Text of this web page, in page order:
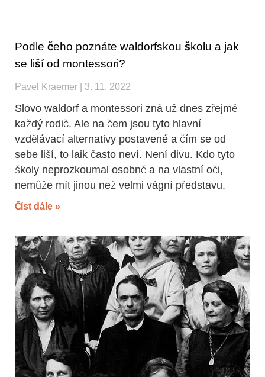
Podle čeho poznáte waldorfskou školu a jak
se liší od montessori?
Pavel Kraemer 3. 11. 2022
Slovo waldorf a montessori zná už dnes zřejmě
každý rodič. Ale na čem jsou tyto hlavní
vzdělávací alternativy postavené a čím se od
sebe liší, to laik často neví. Není divu. Kdo tyto
školy neprozkoumal osobně a na vlastní oči,
nemůže mít jinou než velmi vágní představu.
Číst dále »